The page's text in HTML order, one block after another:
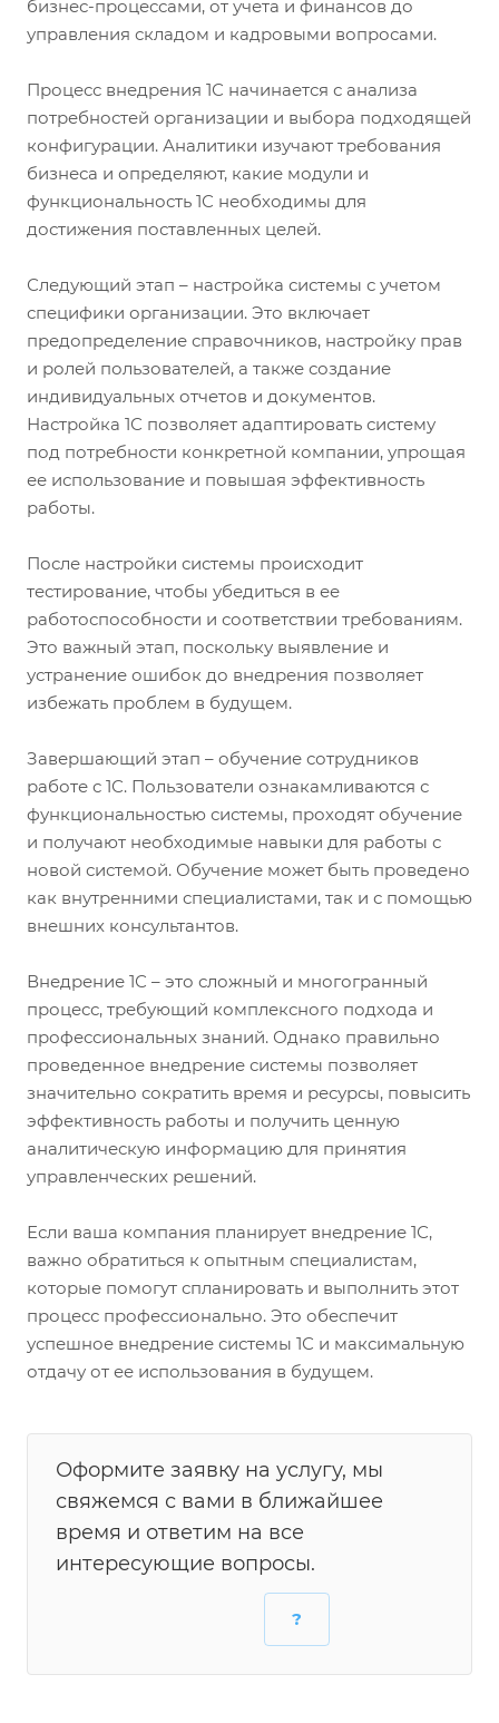
бизнес-процессами, от учета и финансов до
управления складом и кадровыми вопросами.
Процесс внедрения 1С начинается с анализа
потребностей организации и выбора подходящей
конфигурации. Аналитики изучают требования
бизнеса и определяют, какие модули и
функциональность 1С необходимы для
достижения поставленных целей.
Следующий этап – настройка системы с учетом
специфики организации. Это включает
предопределение справочников, настройку прав
и ролей пользователей, а также создание
индивидуальных отчетов и документов.
Настройка 1С позволяет адаптировать систему
под потребности конкретной компании, упрощая
ее использование и повышая эффективность
работы.
После настройки системы происходит
тестирование, чтобы убедиться в ее
работоспособности и соответствии требованиям.
Это важный этап, поскольку выявление и
устранение ошибок до внедрения позволяет
избежать проблем в будущем.
Завершающий этап – обучение сотрудников
работе с 1С. Пользователи ознакамливаются с
функциональностью системы, проходят обучение
и получают необходимые навыки для работы с
новой системой. Обучение может быть проведено
как внутренними специалистами, так и с помощью
внешних консультантов.
Внедрение 1С – это сложный и многогранный
процесс, требующий комплексного подхода и
профессиональных знаний. Однако правильно
проведенное внедрение системы позволяет
значительно сократить время и ресурсы, повысить
эффективность работы и получить ценную
аналитическую информацию для принятия
управленческих решений.
Если ваша компания планирует внедрение 1С,
важно обратиться к опытным специалистам,
которые помогут спланировать и выполнить этот
процесс профессионально. Это обеспечит
успешное внедрение системы 1С и максимальную
отдачу от ее использования в будущем.
Оформите заявку на услугу, мы
свяжемся с вами в ближайшее
время и ответим на все
интересующие вопросы.
?